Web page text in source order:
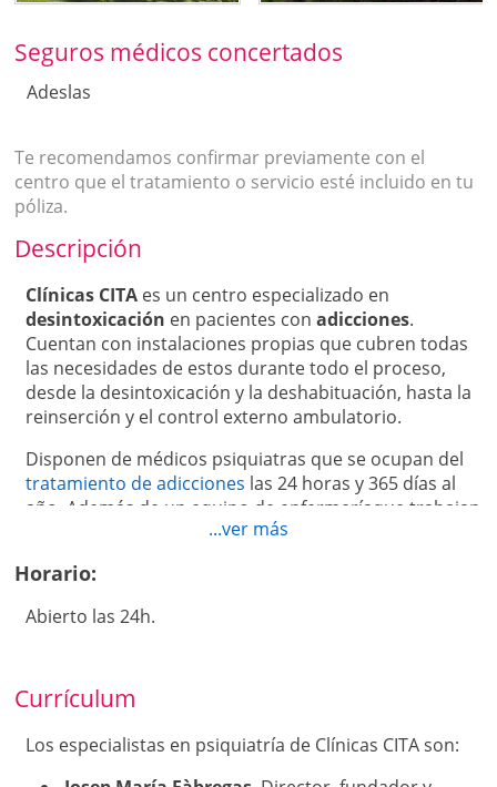
Seguros médicos concertados
Adeslas
Te recomendamos confirmar previamente con el
centro que el tratamiento o servicio esté incluido en tu
póliza.
Descripción
Clínicas CITA es un centro especializado en
desintoxicación en pacientes conadicciones.
Cuentan con instalaciones propias que cubren todas
las necesidades de estos durante todo el proceso,
desde la desintoxicación y la deshabituación, hasta la
reinserción y el control externo ambulatorio.
Disponen de médicos psiquiatras que se ocupan del
tratamiento de adicciones las 24 horas y 365 días al
año. Además de un equipo de enfermeríaque trabajan
Ofrecen la posibilidad de realizar terpaias virtuales a
formación.
es el único centro en España que cuenta con la
autorización para implnatar PAE, una de las técnicas
complementarias más avanzadas para tratar las
...ver más
Horario:
Abierto las 24h.
Currículum
Los especialistas en psiquiatría de Clínicas CITA son: